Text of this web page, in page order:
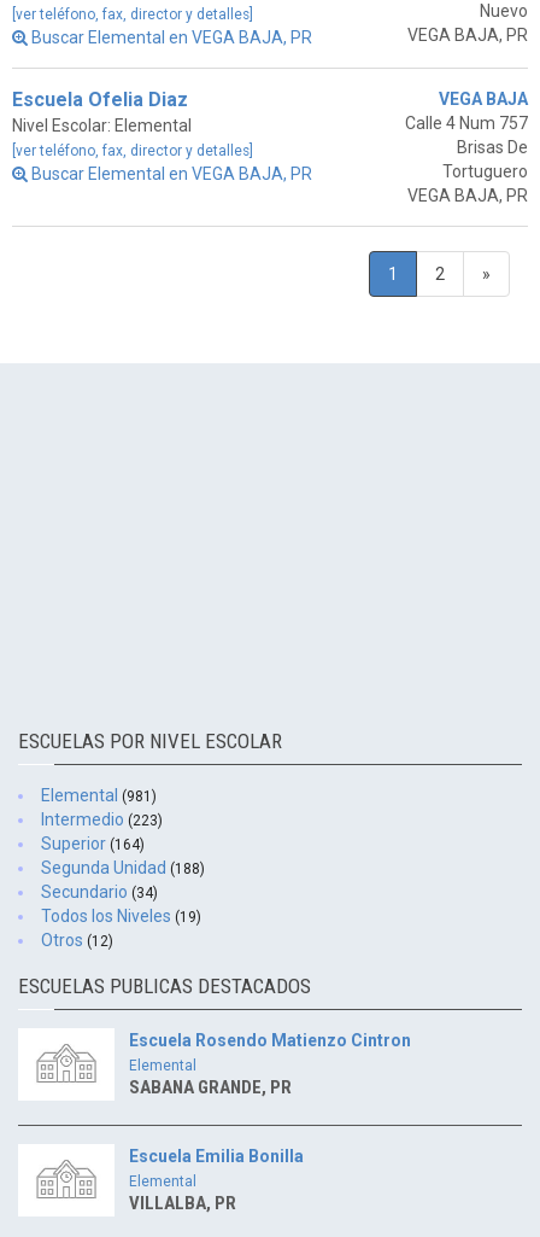
[ver teléfono, fax, director y detalles]
Buscar Elemental en VEGA BAJA, PR
Nuevo
VEGA BAJA, PR
Escuela Ofelia Diaz
Nivel Escolar: Elemental
[ver teléfono, fax, director y detalles]
Buscar Elemental en VEGA BAJA, PR
VEGA BAJA
Calle 4 Num 757
Brisas De
Tortuguero
VEGA BAJA, PR
1 2 »
ESCUELAS POR NIVEL ESCOLAR
Elemental (981)
Intermedio (223)
Superior (164)
Segunda Unidad (188)
Secundario (34)
Todos los Niveles (19)
Otros (12)
ESCUELAS PUBLICAS DESTACADOS
Escuela Rosendo Matienzo Cintron
Elemental
SABANA GRANDE, PR
Escuela Emilia Bonilla
Elemental
VILLALBA, PR